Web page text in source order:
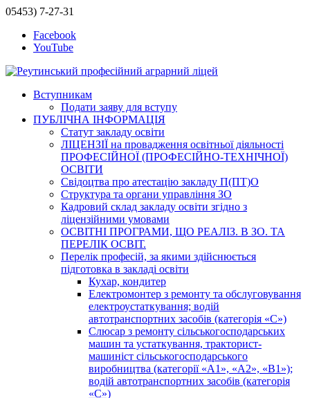
05453) 7-27-31
Facebook
YouTube
Вступникам
Подати заяву для вступу
ПУБЛІЧНА ІНФОРМАЦІЯ
Статут закладу освіти
ЛІЦЕНЗІЇ на провадження освітньої діяльності
ПРОФЕСІЙНОЇ (ПРОФЕСІЙНО-ТЕХНІЧНОЇ)
ОСВІТИ
Свідоцтва про атестацію закладу П(ПТ)О
Структура та органи управління ЗО
Кадровий склад закладу освіти згідно з
ліцензійними умовами
ОСВІТНІ ПРОГРАМИ, ЩО РЕАЛІЗ. В ЗО. ТА
ПЕРЕЛІК ОСВІТ.
Перелік професій, за якими здійснюється
підготовка в закладі освіти
Кухар, кондитер
Електромонтер з ремонту та обслуговування
електроустаткування; водій
автотранспортних засобів (категорія «С»)
Слюсар з ремонту сільськогосподарських
машин та устаткування, тракторист-
машиніст сільськогосподарського
виробництва (категорії «А1», «А2», «В1»);
водій автотранспортних засобів (категорія
«С»)